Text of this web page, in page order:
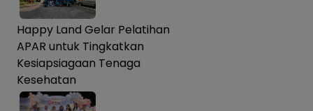
Happy Land Gelar Pelatihan
APAR untuk Tingkatkan
Kesiapsiagaan Tenaga
Kesehatan